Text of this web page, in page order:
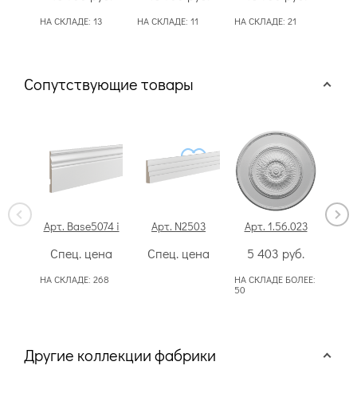
НА СКЛАДЕ: 13 НА СКЛАДЕ: 11 НА СКЛАДЕ: 21
Сопутствующие товары
Арт. Base5074 i
Спец. цена
НА СКЛАДЕ: 268
Арт. N2503
Спец. цена
Арт. 1.56.023
5 403 руб.
НА СКЛАДЕ БОЛЕЕ:
50
Другие коллекции фабрики